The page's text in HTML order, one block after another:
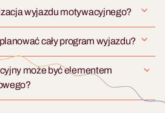
wyjazdu motywacyjnego?
cały program wyjazdu?
może być elementem